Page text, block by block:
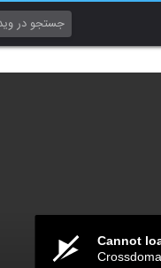
Cannot